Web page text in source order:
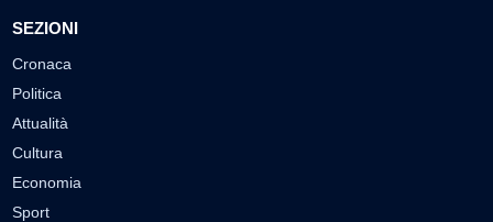
SEZIONI
Cronaca
Politica
Attualità
Cultura
Economia
Sport